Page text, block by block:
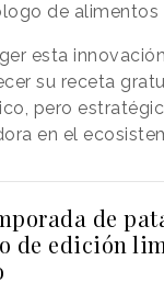
de alimentos
esta
su receta
pero
en el
de
de edición